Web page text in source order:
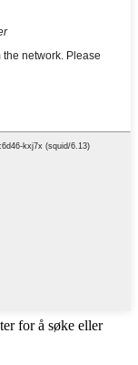
for å søke eller